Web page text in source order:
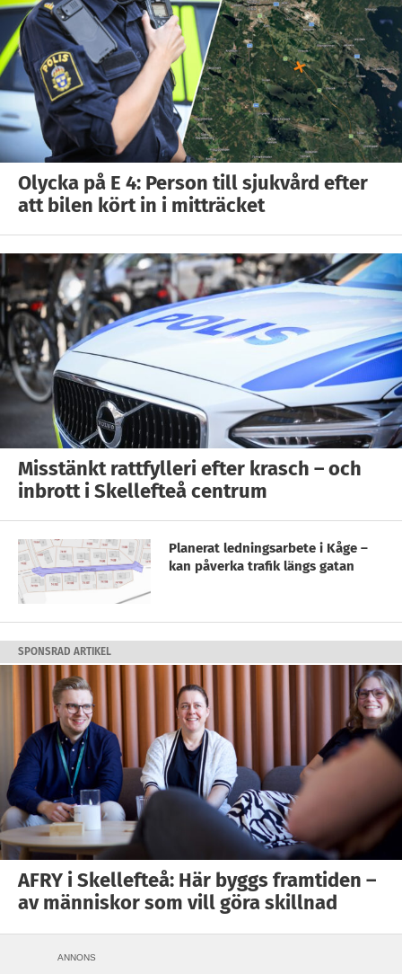
Olycka på E 4: Person till sjukvård efter
att bilen kört in i mitträcket
Misstänkt rattfylleri efter krasch – och
inbrott i Skellefteå centrum
Planerat ledningsarbete i Kåge –
kan påverka trafik längs gatan
SPONSRAD ARTIKEL
AFRY i Skellefteå: Här byggs framtiden –
av människor som vill göra skillnad
ANNONS